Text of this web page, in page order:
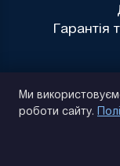
Гарантія
Ми
роботи сайту.